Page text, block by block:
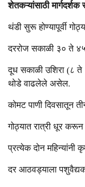
शेतकऱ्यांसाठी मार्गदर्शक
थंडी सुरू होण्यापूर्वी
दररोज सकाळी ३० ते ४५
दूध सकाळी उशिरा (८ ते
थोडे वाढलेले असेल.
कोमट पाणी दिवसातून
गोठ्यात रात्री धूर करून
प्रत्येक दोन महिन्यांनी
दर आठवड्याला